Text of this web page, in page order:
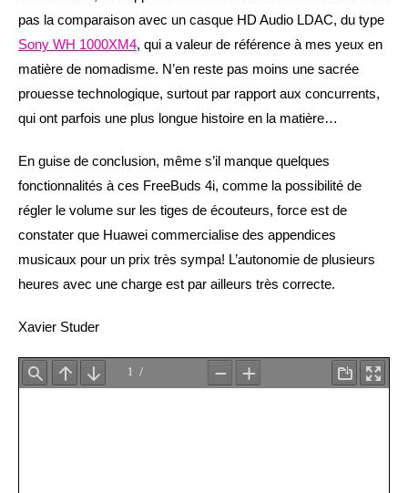
pas la comparaison avec un casque HD Audio LDAC, du type
Sony WH 1000XM4, qui a valeur de référence à mes yeux en
matière de nomadisme. N’en reste pas moins une sacrée
prouesse technologique, surtout par rapport aux concurrents,
qui ont parfois une plus longue histoire en la matière…
En guise de conclusion, même s’il manque quelques
fonctionnalités à ces FreeBuds 4i, comme la possibilité de
régler le volume sur les tiges de écouteurs, force est de
constater que Huawei commercialise des appendices
musicaux pour un prix très sympa! L’autonomie de plusieurs
heures avec une charge est par ailleurs très correcte.
Xavier Studer